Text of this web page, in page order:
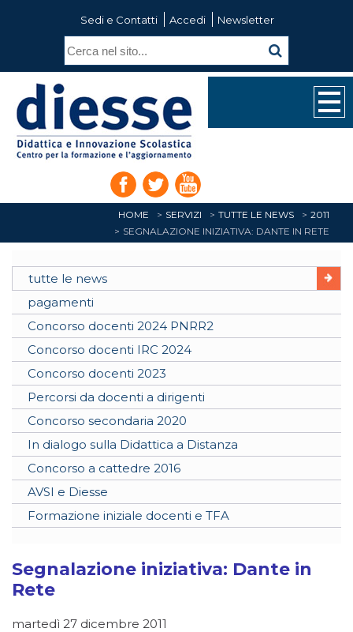
Sedi e Contatti Accedi Newsletter
HOME SERVIZI TUTTE LE NEWS
2011
SEGNALAZIONE INIZIATIVA: DANTE IN RETE
tutte le news
pagamenti
Concorso docenti 2024 PNRR2
Concorso docenti IRC 2024
Concorso docenti 2023
Percorsi da docenti a dirigenti
Concorso secondaria 2020
In dialogo sulla Didattica a Distanza
Concorso a cattedre 2016
AVSI e Diesse
Formazione iniziale docenti e TFA
Segnalazione iniziativa: Dante in
Rete
martedì 27 dicembre 2011